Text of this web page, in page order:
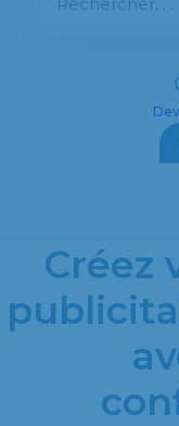
Découvrez
votre
Voir
Créez